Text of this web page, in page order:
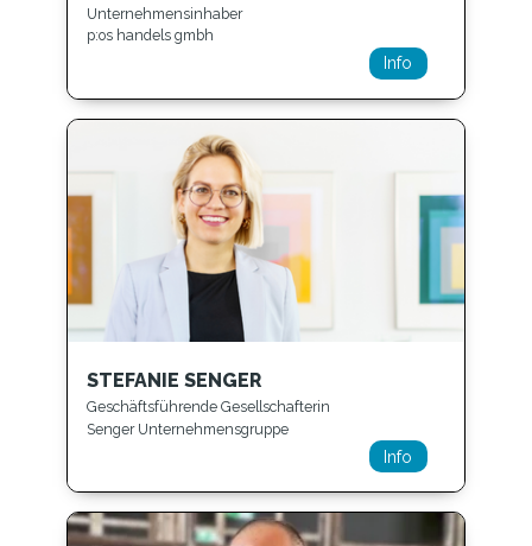
Unternehmensinhaber
p:os handels gmbh
Info
STEFANIE SENGER
Geschäftsführende Gesellschafterin
Senger Unternehmensgruppe
Info